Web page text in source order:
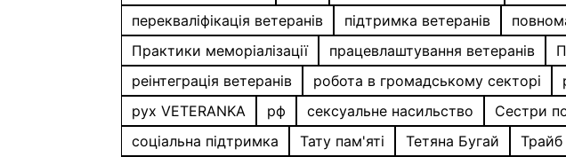
перекваліфікація ветеранів
підтримка ветеранів
Практики меморіалізації
працевлаштування ветеранів
реінтеграція ветеранів
робота в громадському секторі
рух VETERANKA
рф сексуальне насильство Сестри
соціальна підтримка
Тату пам'яті Тетяна Бугай Трайб